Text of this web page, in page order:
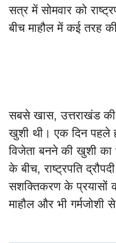
सत्र में सोमवार को
बीच माहौल में कई तरह
सबसे खास, उत्तराखंड
खुशी थी। एक दिन पहले
विजेता बनने की खुशी
के बीच, राष्ट्रपति
सशक्तिकरण के प्रयासों
माहौल और भी गर्मजोशी